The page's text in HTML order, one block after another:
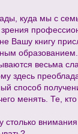
куда мы с
Вашу книгу
весьма
здесь
способ
менять. Те,